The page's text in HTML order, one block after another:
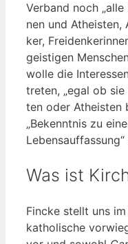
Ver­band noch
nen und
ker,
geis­ti­gen
wol­le die
tre­ten, „egal ob
ten oder Athe­is­ten
„Bekennt­nis zu
Lebens­auf­fas­sung“
Was ist
Fin­cke stellt uns
katho­li­sche